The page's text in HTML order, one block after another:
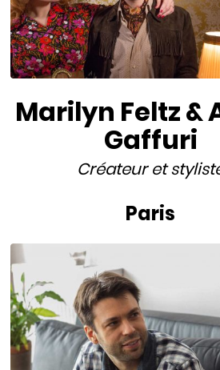
Marilyn Feltz &
Gaffuri
Créateuret
Paris